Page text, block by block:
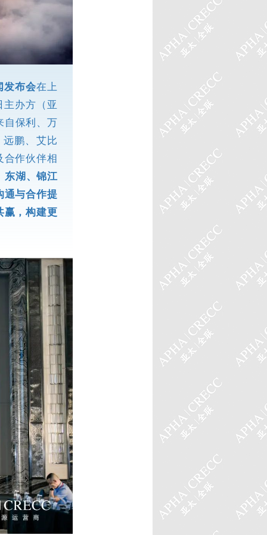
发布会在上
主办方（亚
自保利、万
鹏、艾比
合作伙伴相
东湖、锦江
通与合作提
赢，构建更